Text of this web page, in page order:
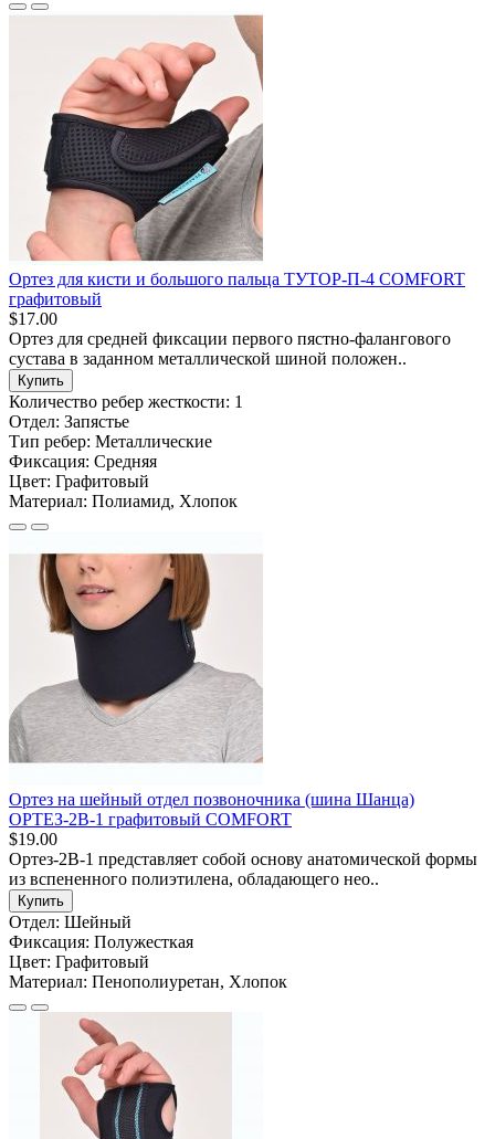
Ортез для кисти и большого пальца ТУТОР-П-4 COMFORT
графитовый
$17.00
Ортез для средней фиксации первого пястно-фалангового
сустава в заданном металлической шиной положен..
Купить
Количество ребер жесткости: 1
Отдел: Запястье
Тип ребер: Металлические
Фиксация: Средняя
Цвет: Графитовый
Материал: Полиамид, Хлопок
Ортез на шейный отдел позвоночника (шина Шанца)
ОРТЕЗ-2В-1 графитовый COMFORT
$19.00
Ортез-2В-1 представляет собой основу анатомической формы
из вспененного полиэтилена, обладающего нео..
Купить
Отдел: Шейный
Фиксация: Полужесткая
Цвет: Графитовый
Материал: Пенополиуретан, Хлопок